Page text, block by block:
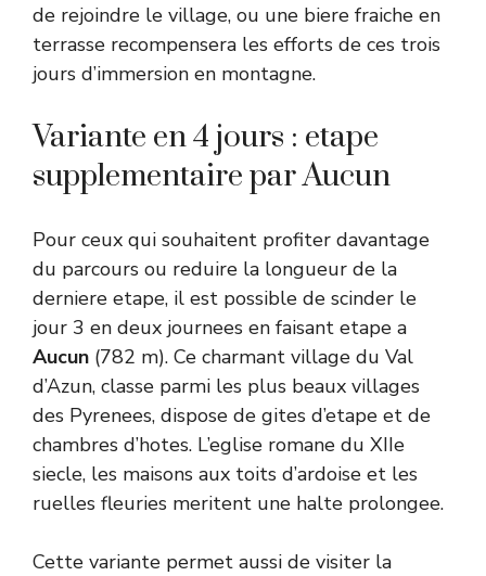
de rejoindre le village, ou une biere fraiche en
terrasse recompensera les efforts de ces trois
jours d’immersion en montagne.
Variante en 4 jours : etape
supplementaire par Aucun
Pour ceux qui souhaitent profiter davantage
du parcours ou reduire la longueur de la
derniere etape, il est possible de scinder le
jour 3 en deux journees en faisant etape a
Aucun (782 m). Ce charmant village du Val
d’Azun, classe parmi les plus beaux villages
des Pyrenees, dispose de gites d’etape et de
chambres d’hotes. L’eglise romane du XIIe
siecle, les maisons aux toits d’ardoise et les
ruelles fleuries meritent une halte prolongee.
Cette variante permet aussi de visiter la